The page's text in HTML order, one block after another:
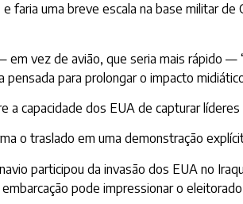
uma breve escala na base militar de
vez de avião, que seria mais rápido —
para prolongar o impacto
capacidade dos EUA de capturar
o traslado em uma demonstração
participou da invasão dos EUA no
pode impressionar o